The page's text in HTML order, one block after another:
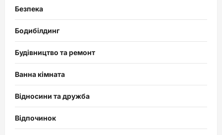
Безпека
Бодибілдинг
Будівництво та ремонт
Ванна кімната
Відносини та дружба
Відпочинок